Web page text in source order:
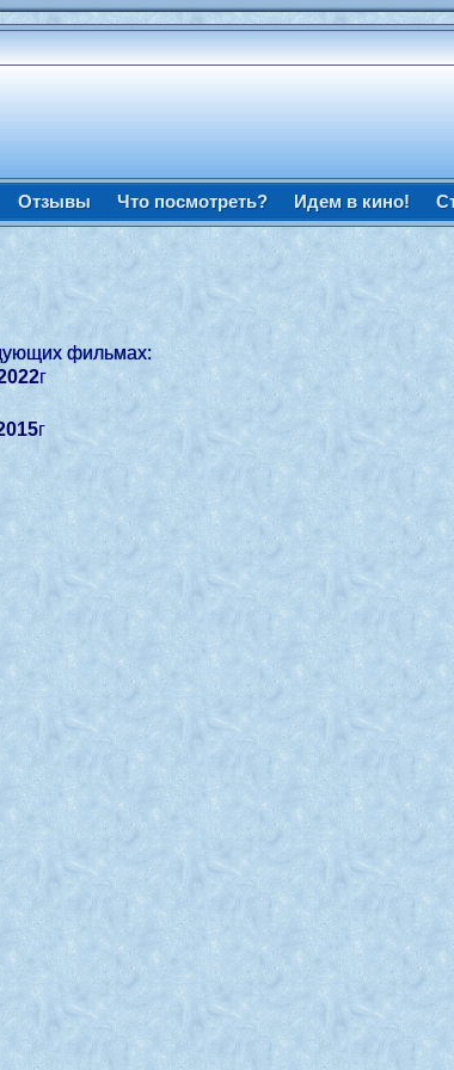
Отзывы Что посмотреть? Идем в кино!
фильмах:
г
г